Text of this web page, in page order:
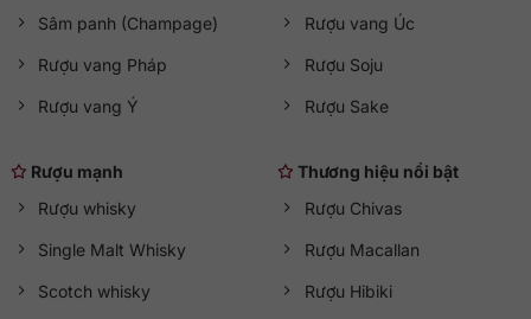
Sâm panh (Champage)
Rượu vang Pháp
Rượu vang Ý
Rượu vang Úc
Rượu Soju
Rượu Sake
Rượu mạnh
Rượu whisky
Single Malt Whisky
Scotch whisky
Thương hiệu nổi bật
Rượu Chivas
Rượu Macallan
Rượu Hibiki